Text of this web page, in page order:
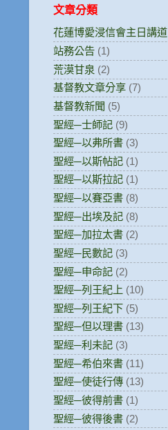
文章分類
花蓮博愛浸信會主日講道
站務公告 (1)
荒漠甘泉 (2)
基督教文章分享 (7)
基督教新聞 (5)
聖經─士師記 (9)
聖經─以弗所書 (3)
聖經─以斯帖記 (1)
聖經─以斯拉記 (1)
聖經─以賽亞書 (8)
聖經─出埃及記 (8)
聖經─加拉太書 (2)
聖經─民數記 (3)
聖經─申命記 (2)
聖經─列王紀上 (10)
聖經─列王紀下 (5)
聖經─但以理書 (13)
聖經─利未記 (3)
聖經─希伯來書 (11)
聖經─使徒行傳 (13)
聖經─彼得前書 (1)
聖經─彼得後書 (2)